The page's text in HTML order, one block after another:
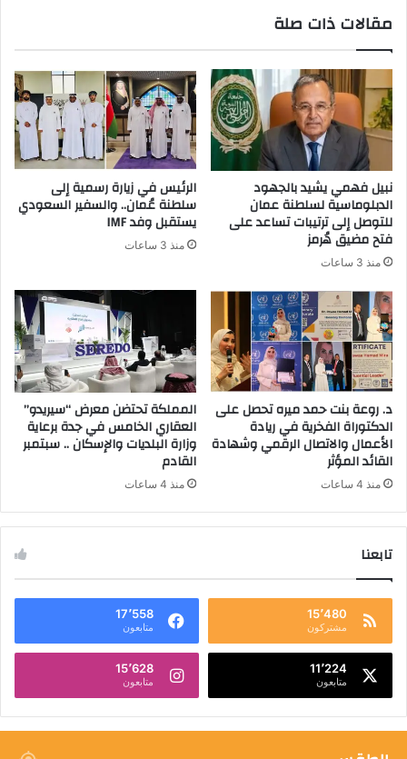
مقالات ذات صلة
نبيل فهمي يشيد بالجهود
الدبلوماسية لسلطنة عمان
للتوصل إلى ترتيبات تساعد على
فتح مضيق هُرمز
منذ 3 ساعات
الرئيس في زيارة رسمية إلى
سلطنة عُمان.. والسفير السعودي
يستقبل وفد IMF
منذ 3 ساعات
د. روعة بنت حمد ميره تحصل على
الدكتوراة الفخرية في ريادة
الأعمال والاتصال الرقمي وشهادة
القائد المؤثر
منذ 4 ساعات
المملكة تحتضن معرض “سيريدو”
العقاري الخامس في جدة برعاية
وزارة البلديات والإسكان .. سبتمبر
القادم
منذ 4 ساعات
تابعنا
15٬480
مشتركون
17٬558
متابعون
11٬224
متابعون
15٬628
متابعون